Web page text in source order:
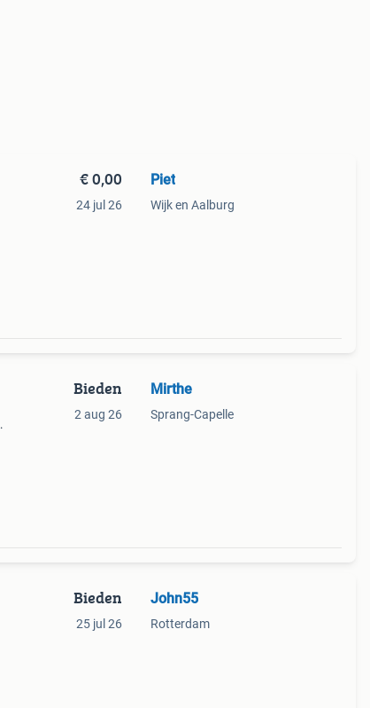
€ 0,00
24 jul 26
Piet
Wijk en Aalburg
Bieden
2 aug 26
Mirthe
Sprang-Capelle
Bieden
25 jul 26
John55
Rotterdam